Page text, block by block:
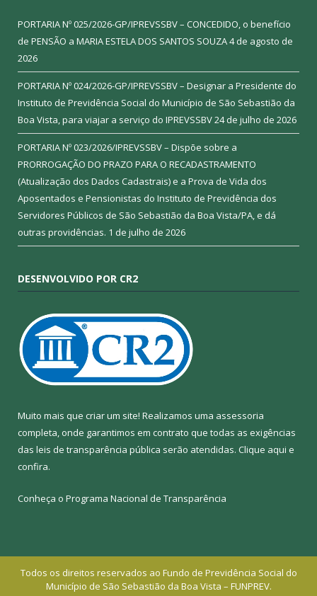
PORTARIA Nº 025/2026-GP/IPREVSSBV – CONCEDIDO, o benefício
de PENSÃO a MARIA ESTELA DOS SANTOS SOUZA4 de agosto de
2026
PORTARIA Nº 024/2026-GP/IPREVSSBV – Designar a Presidente do
Instituto de Previdência Social do Município de São Sebastião da
Boa Vista, para viajar a serviço do IPREVSSBV24 de julho de 2026
PORTARIA Nº 023/2026/IPREVSSBV – Dispõe sobre a
PRORROGAÇÃO DO PRAZO PARA O RECADASTRAMENTO
(Atualização dos Dados Cadastrais) e a Prova de Vida dos
Aposentados e Pensionistas do Instituto de Previdência dos
Servidores Públicos de São Sebastião da Boa Vista/PA, e dá
outras providências. 1 de julho de 2026
DESENVOLVIDO POR CR2
Muito mais que criar um site! Realizamos uma assessoria
completa, onde garantimos em contrato que todas as exigências
das leis de transparência pública serão atendidas. Clique aqui e
confira.
Conheça o Programa Nacional de Transparência
Todos os direitos reservados ao Fundo de Previdência Social do
Município de São Sebastião da Boa Vista – FUNPREV.